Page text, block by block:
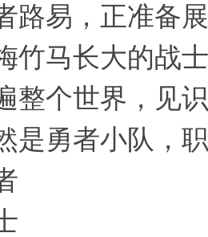
路易，正准备
竹马长大的战
整个世界，见
是勇者小队，